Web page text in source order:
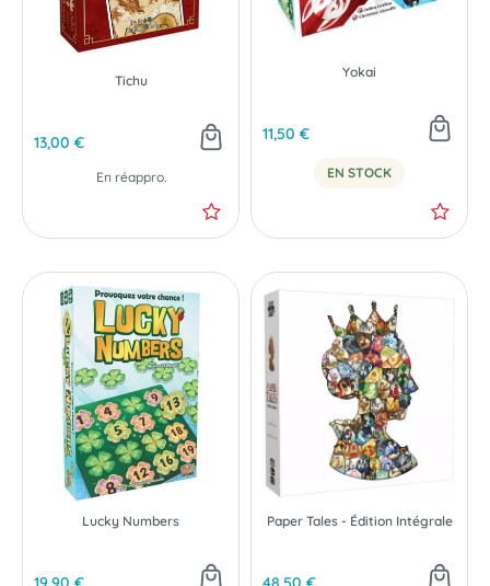
Tichu
13,00 €
En réappro.
Yokai
11,50 €
EN STOCK
Lucky Numbers Paper Tales - Édition Intégrale